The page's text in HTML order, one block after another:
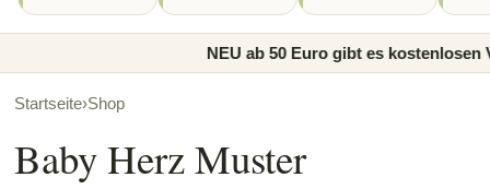
NEU ab 50 Euro gibt es kostenlosen
Startseite›Shop
Baby Herz Muster